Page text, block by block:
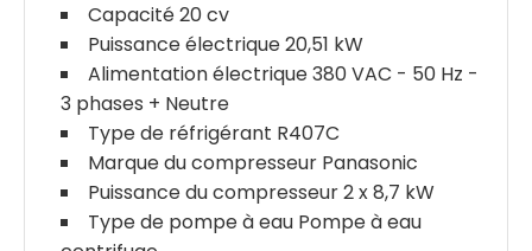
Capacité 20 cv
Puissance électrique 20,51 kW
Alimentation électrique 380 VAC - 50 Hz -
3 phases + Neutre
Type de réfrigérant R407C
Marque du compresseur Panasonic
Puissance du compresseur 2 x 8,7 kW
Type de pompe à eau Pompe à eau